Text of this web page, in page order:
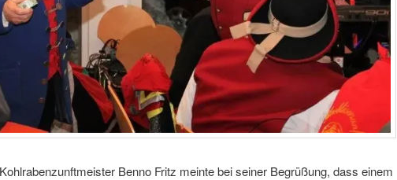
Benno Fritz meinte bei seiner Begrüßung, dass einem